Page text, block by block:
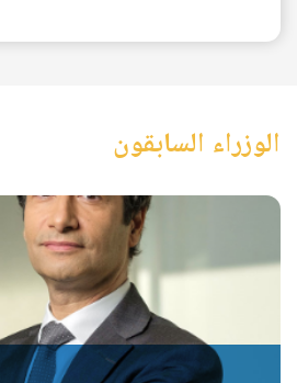
الوزراء السابقون